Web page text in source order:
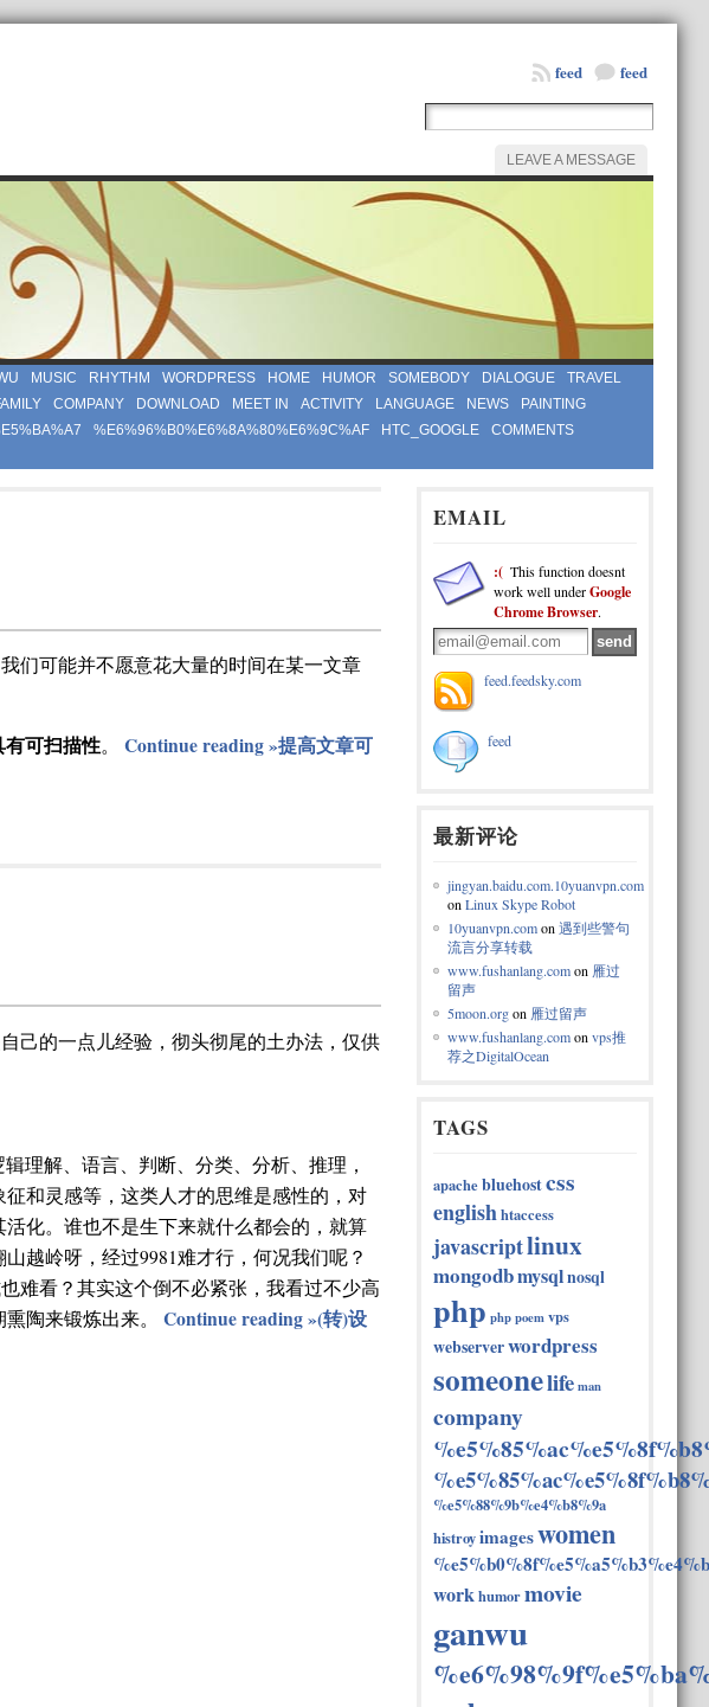
feed
feed
LEAVE A MESSAGE
MUSIC RHYTHM WORDPRESS HOME HUMOR SOMEBODY DIALOGUE
TRAVEL
COMPANY DOWNLOAD MEET IN ACTIVITY LANGUAGE NEWS
PAINTING
%E6%96%B0%E6%8A%80%E6%9C%AF HTC_GOOGLE
COMMENTS
们可能并不愿意花大量的时间在某一文章
有可扫描性。Continue reading »提高文章可
己的一点儿经验，彻头彻尾的土办法，仅供
理解、语言、判断、分类、分析、推理，
和灵感等，这类人才的思维是感性的，对
化。谁也不是生下来就什么都会的，就算
越岭呀，经过9981难才行，何况我们呢？
难看？其实这个倒不必紧张，我看过不少高
陶来锻炼出来。 Continue reading »(转)设
EMAIL
:( This function doesnt
work well underGoogle
Chrome Browser.
feed.feedsky.com
feed
最新评论
jingyan.baidu.com.10yuanvpn.com
onLinux Skype Robot
10yuanvpn.comon遇到些警句
流言分享转载
www.fushanlang.comon 雁过
留声
5moon.orgon 雁过留声
www.fushanlang.comonvps推
荐之DigitalOcean
TAGS
apachebluehostcss
englishhtaccess
javascriptlinux
mongodbmysqlnosql
php phppoemvps
webserverwordpress
someonelifeman
company
%e5%88%9b%e4%b8%9a
histroyimageswomen
workhumormovie
ganwu